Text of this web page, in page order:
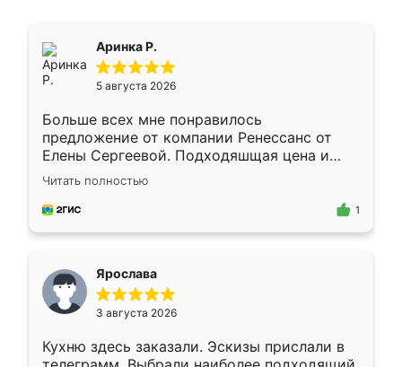
Аринка Р.
5 августа 2026
Больше всех мне понравилось
предложение от компании Ренессанс от
Елены Сергеевой. Подходяшщая цена и
короткие сроки изготовления. Приехавший
для замера сотрудник Владислав
предложил по моему эскизу самый
Читать полностью
1
Ярослава
3 августа 2026
Кухню здесь заказали. Эскизы прислали в